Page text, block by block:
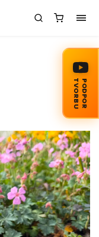
PODPOR
TVORBU